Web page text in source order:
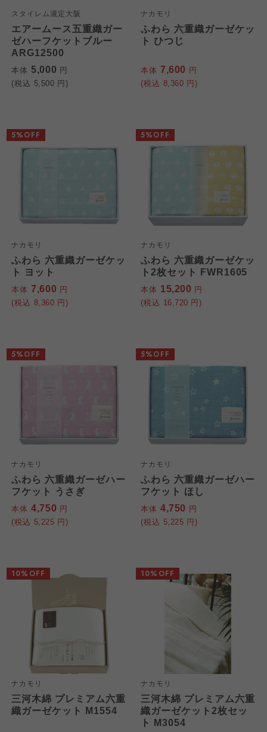
スタイレム瀧定大阪
エアームース五重織ガー
ゼハーフケットブルー
ARG12500
本体 5,000 円
(税込 5,500 円)
ナカモリ
ふわら 六重織ガーゼケッ
ト ひつじ
本体 7,600 円
(税込 8,360 円)
ナカモリ
ふわら 六重織ガーゼケッ
ト ヨット
本体 7,600 円
(税込 8,360 円)
5%OFF
ナカモリ
ふわら 六重織ガーゼケッ
ト2枚セット FWR1605
本体 15,200 円
(税込 16,720 円)
5%OFF
ナカモリ
ふわら 六重織ガーゼハー
フケット うさぎ
本体 4,750 円
(税込 5,225 円)
5%OFF
ナカモリ
ふわら 六重織ガーゼハー
フケット ほし
本体 4,750 円
(税込 5,225 円)
5%OFF
ナカモリ
三河木綿 プレミアム六重
織ガーゼケット M1554
10%OFF
ナカモリ
三河木綿 プレミアム六重
織ガーゼケット2枚セッ
ト M3054
10%OFF